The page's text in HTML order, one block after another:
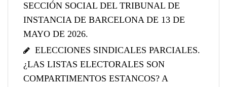
SECCIÓN SOCIAL DEL TRIBUNAL DE
INSTANCIA DE BARCELONA DE 13 DE
MAYO DE 2026.
ELECCIONES SINDICALES PARCIALES.
¿LAS LISTAS ELECTORALES SON
COMPARTIMENTOS ESTANCOS? A